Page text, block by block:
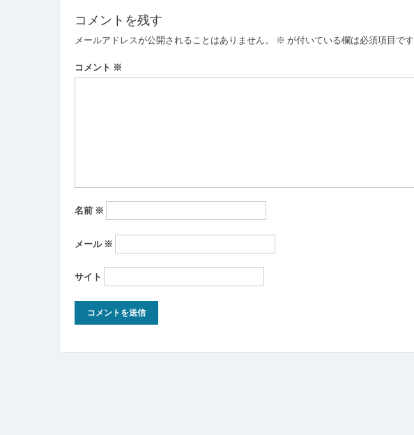
ビ
ゲ
ー
コメントを残す
メールアドレスが公開されることはありません。 ※ が付いている欄は必須項目です
コメント ※
名前 ※
メール ※
サイト